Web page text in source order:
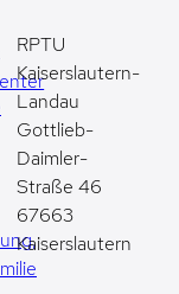
RPTU
Kaiserslautern-
Landau
Gottlieb-
Daimler-
Straße 46
67663
Kaiserslautern